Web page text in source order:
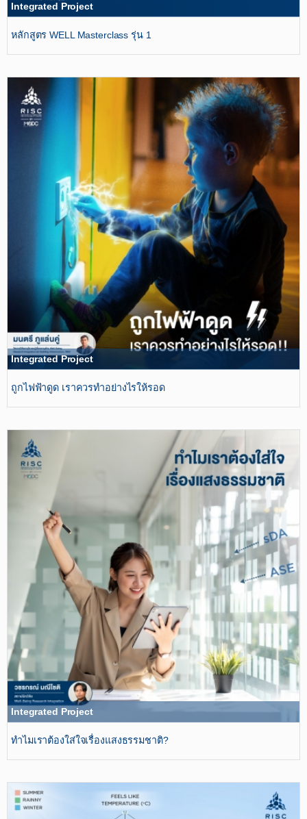
Integrated Project
หลักสูตร WELL Masterclass รุ่น 1
Integrated Project
ถูกไฟฟ้าดูด เราควรทำอย่างไรให้รอด
Integrated Project
ทำไมเราต้องใส่ใจเรื่องแสงธรรมชาติ?